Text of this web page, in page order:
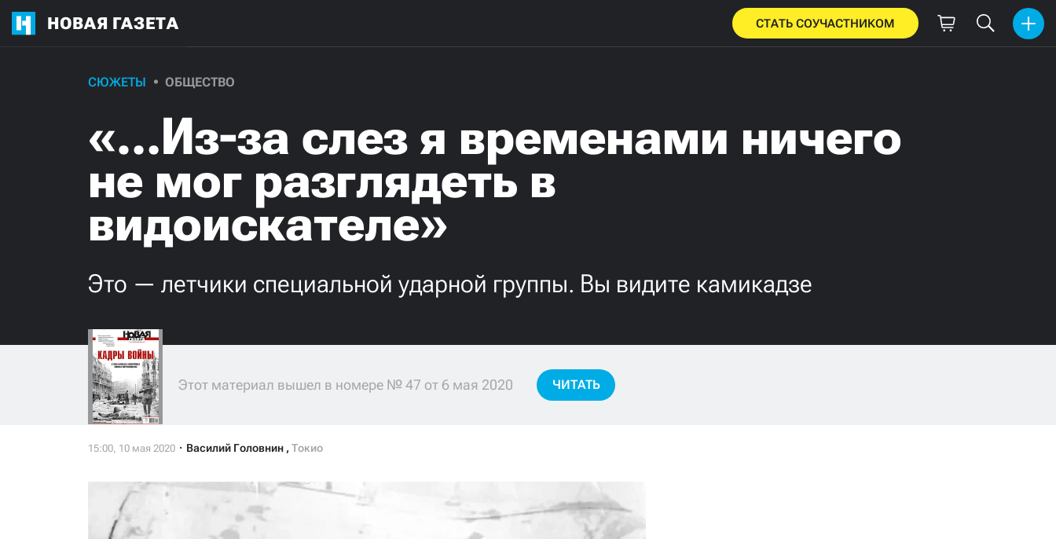
НОВАЯ ГАЗЕТА СТАТЬ СОУЧАСТНИКОМ
СЮЖЕТЫ ОБЩЕСТВО
«…Из-за слез я временами ничего
не мог разглядеть в
видоискателе»
Это — летчики специальной ударной группы. Вы видите камикадзе
Этот материал вышел в номере № 47 от 6 мая 2020 ЧИТАТЬ
Василий Головнин , Токио